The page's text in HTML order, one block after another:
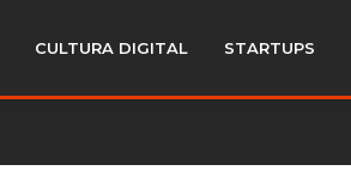
CULTURA DIGITAL STARTUPS